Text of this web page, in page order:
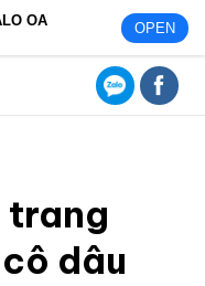
OA OPEN
trang
dâu